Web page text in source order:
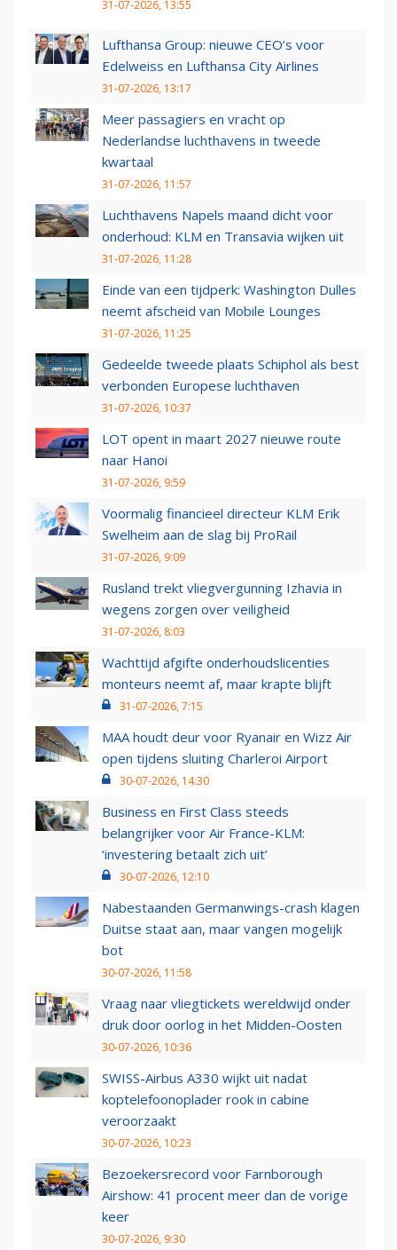
31-07-2026, 13:55
Lufthansa Group: nieuwe CEO’s voor
Edelweiss en Lufthansa City Airlines
31-07-2026, 13:17
Meer passagiers en vracht op
Nederlandse luchthavens in tweede
kwartaal
31-07-2026, 11:57
Luchthavens Napels maand dicht voor
onderhoud: KLM en Transavia wijken uit
31-07-2026, 11:28
Einde van een tijdperk: Washington Dulles
neemt afscheid van Mobile Lounges
31-07-2026, 11:25
Gedeelde tweede plaats Schiphol als best
verbonden Europese luchthaven
31-07-2026, 10:37
LOT opent in maart 2027 nieuwe route
naar Hanoi
31-07-2026, 9:59
Voormalig financieel directeur KLM Erik
Swelheim aan de slag bij ProRail
31-07-2026, 9:09
Rusland trekt vliegvergunning Izhavia in
wegens zorgen over veiligheid
31-07-2026, 8:03
Wachttijd afgifte onderhoudslicenties
monteurs neemt af, maar krapte blijft
31-07-2026, 7:15
MAA houdt deur voor Ryanair en Wizz Air
open tijdens sluiting Charleroi Airport
30-07-2026, 14:30
Business en First Class steeds
belangrijker voor Air France-KLM:
‘investering betaalt zich uit’
30-07-2026, 12:10
Nabestaanden Germanwings-crash klagen
Duitse staat aan, maar vangen mogelijk
bot
30-07-2026, 11:58
Vraag naar vliegtickets wereldwijd onder
druk door oorlog in het Midden-Oosten
30-07-2026, 10:36
SWISS-Airbus A330 wijkt uit nadat
koptelefoonoplader rook in cabine
veroorzaakt
30-07-2026, 10:23
Bezoekersrecord voor Farnborough
Airshow: 41 procent meer dan de vorige
keer
30-07-2026, 9:30